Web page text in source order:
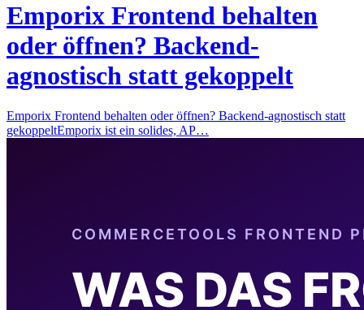
Emporix Frontend behalten
oder öffnen? Backend-
agnostisch statt gekoppelt
Emporix Frontend behalten oder öffnen? Backend-agnostisch statt
gekoppeltEmporix ist ein solides, AP…